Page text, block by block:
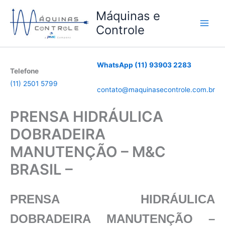
para
Máquinas e
Controle
Telefone
(11) 2501 5799
WhatsApp (11) 93903 2283
contato@maquinasecontrole.com.br
PRENSA HIDRÁULICA
DOBRADEIRA
MANUTENÇÃO – M&C
BRASIL –
PRENSA HIDRÁULICA
DOBRADEIRA MANUTENÇÃO –